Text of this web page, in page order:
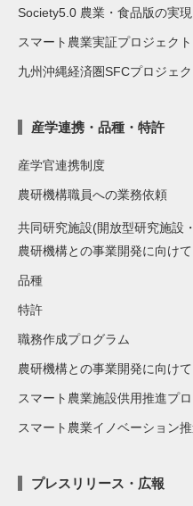
Society5.0 農業・食品版の実
スマート農業実証プロジェクト
九州沖縄経済圏SFCプロジェク
産学連携・品種・特許
産学官連携制度
農研機構職員への業務依頼
共同研究施設(開放型研究施設
農研機構との事業開発に向けて
品種
特許
職務作成プログラム
農研機構との事業開発に向けて
スマート農業施設供用推進プ
スマート農業イノベーション
プレスリリース・広報